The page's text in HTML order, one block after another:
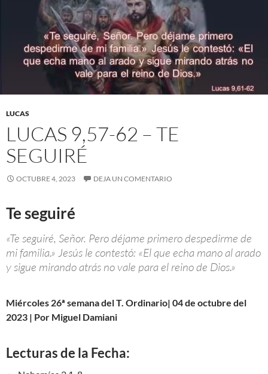
LUCAS
LUCAS 9,57-62 – TE
SEGUIRÉ
OCTUBRE 4, 2023 DEJA UN COMENTARIO
Te seguiré
«Te seguiré, Señor. Pero déjame primero despedirme de
mi familia.» Jesús le contestó: «El que echa mano al arado
y sigue mirando atrás no vale para el reino de Dios.»
Miércoles 26ª semana del T. Ordinario| 04 de octubre del
2023 | Por Miguel Damiani
Lecturas de la Fecha: